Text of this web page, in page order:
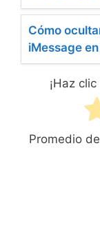
Cómo
iMessage en
¡Haz
Promedio